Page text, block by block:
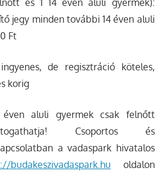
jegy minden további 14 éven aluli
Ft
de regisztráció köteles,
korig
éven aluli gyermek csak felnőtt
Csoportos és
a vadaspark hivatalos
budakeszivadaspark.hu oldalon